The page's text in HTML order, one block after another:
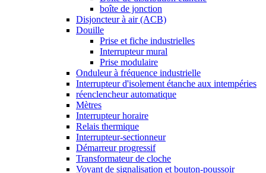
boîte de jonction
Disjoncteur à air (ACB)
Douille
Prise et fiche industrielles
Interrupteur mural
Prise modulaire
Onduleur à fréquence industrielle
Interrupteur d'isolement étanche aux intempéries
réenclencheur automatique
Mètres
Interrupteur horaire
Relais thermique
Interrupteur-sectionneur
Démarreur progressif
Transformateur de cloche
Voyant de signalisation et bouton-poussoir